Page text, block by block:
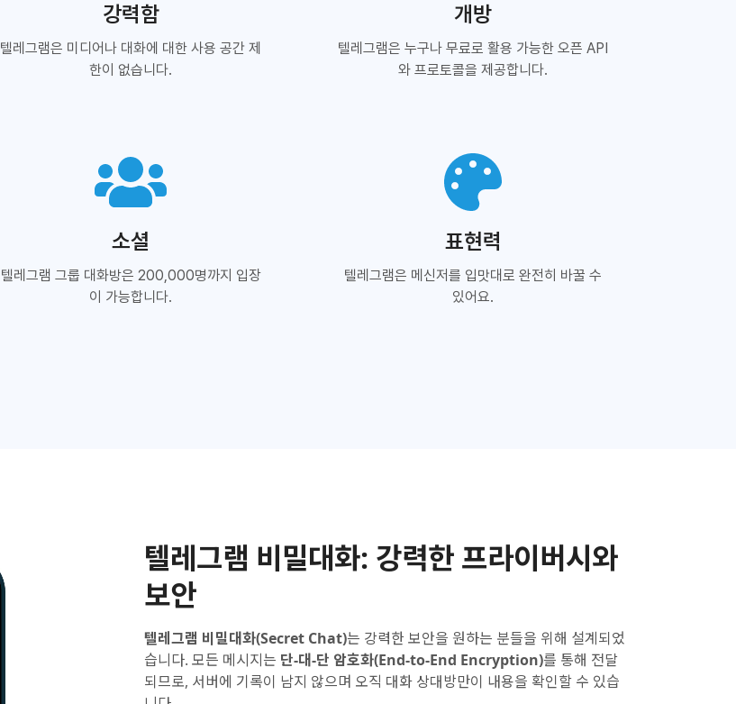
강력함
텔레그램은 미디어나 대화에 대한 사용 공간 제
한이 없습니다.
개방
텔레그램은 누구나 무료로 활용 가능한 오픈 API
와 프로토콜을 제공합니다.
소셜
텔레그램 그룹 대화방은 200,000명까지 입장
이 가능합니다.
표현력
텔레그램은 메신저를 입맛대로 완전히 바꿀 수
있어요.
텔레그램 비밀대화: 강력한 프라이버시와
보안
텔레그램 비밀대화(Secret Chat)는 강력한 보안을 원하는 분들을 위해 설계되었
습니다. 모든 메시지는 단-대-단 암호화(End-to-End Encryption)를 통해 전달
되므로, 서버에 기록이 남지 않으며 오직 대화 상대방만이 내용을 확인할 수 있습